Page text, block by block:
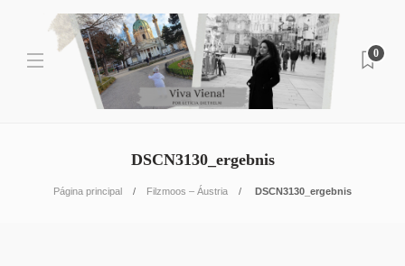
0
DSCN3130_ergebnis
Página principal Filzmoos – Áustria DSCN3130_ergebnis